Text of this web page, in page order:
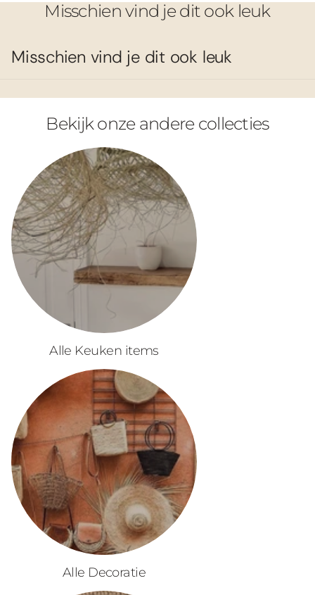
Misschien vind je dit ook leuk
Misschien vind je dit ook leuk
Bekijk onze andere collecties
Alle Keuken items
Alle Decoratie